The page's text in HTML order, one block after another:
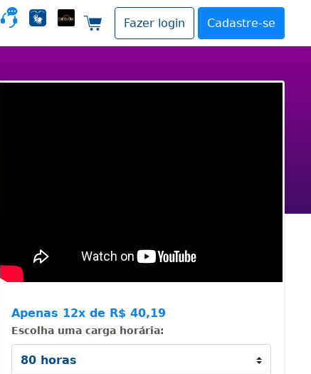
Carrinho de compras
Fazer login Cadastre-se
Apenas 12x de R$ 40,19
Escolha uma carga horária: